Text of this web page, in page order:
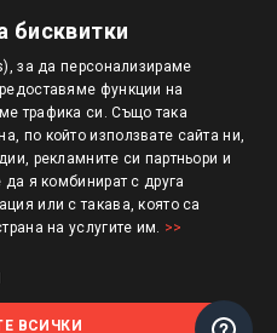
АБОНИРАНЕ
бисквитки
за да персонализираме
функции на
трафика си. Също така
по който използвате сайта ни,
рекламните си партньори и
я комбинират с друга
или с такава, която са
на услугите им. >>
ВСИЧКИ